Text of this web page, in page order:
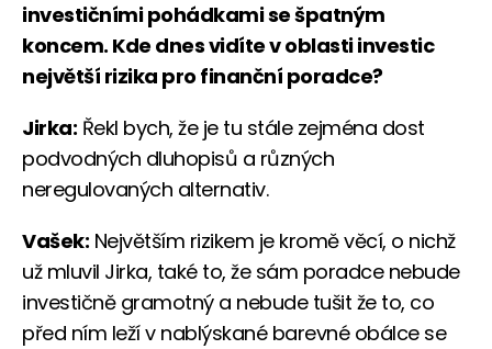
investičními pohádkami se špatným
koncem. Kde dnes vidíte v oblasti investic
největší rizika pro finanční poradce?
Jirka: Řekl bych, že je tu stále zejména dost
podvodných dluhopisů a různých
neregulovaných alternativ.
Vašek: Největším rizikem je kromě věcí, o nichž
už mluvil Jirka, také to, že sám poradce nebude
investičně gramotný a nebude tušit že to, co
před ním leží v nablýskané barevné obálce se